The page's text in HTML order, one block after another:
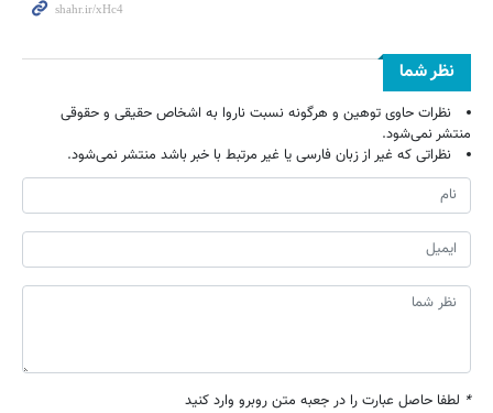
نظر شما
نظرات حاوی توهین و هرگونه نسبت ناروا به اشخاص حقیقی و حقوقی
منتشر نمی‌شود.
نظراتی که غیر از زبان فارسی یا غیر مرتبط با خبر باشد منتشر نمی‌شود.
* لطفا حاصل عبارت را در جعبه متن روبرو وارد کنید